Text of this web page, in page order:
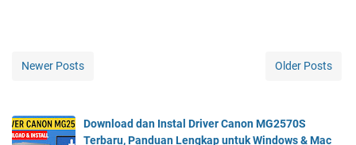
Newer Posts Older Posts
Download dan Instal Driver Canon MG2570S
Terbaru, Panduan Lengkap untuk Windows & Mac